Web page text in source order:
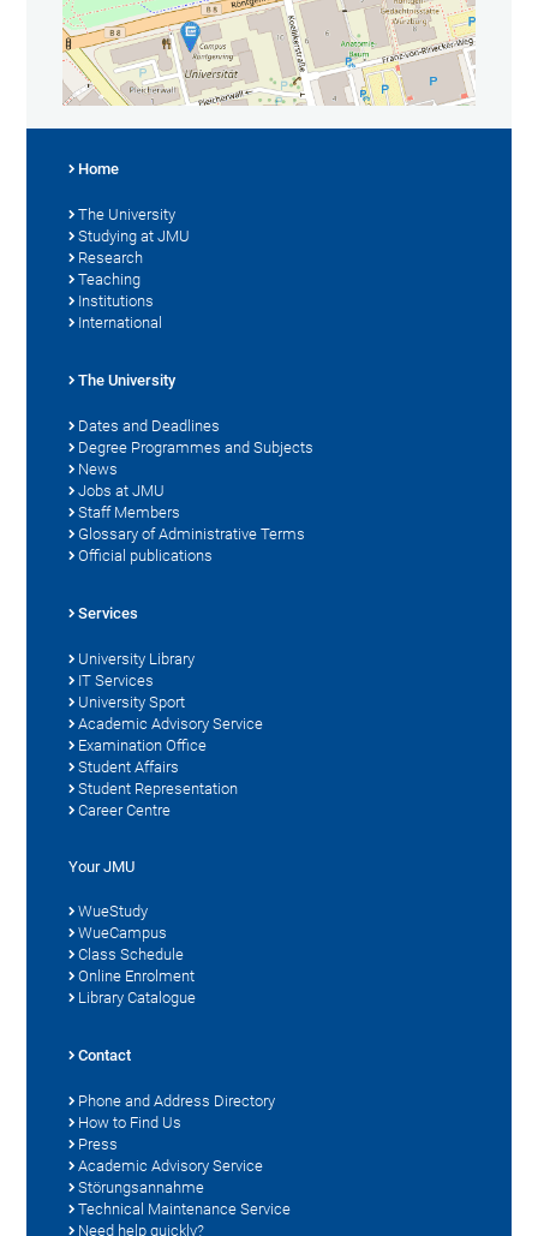
Home
The University
Studying at JMU
Research
Teaching
Institutions
International
The University
Dates and Deadlines
Degree Programmes and Subjects
News
Jobs at JMU
Staff Members
Glossary of Administrative Terms
Official publications
Services
University Library
IT Services
University Sport
Academic Advisory Service
Examination Office
Student Affairs
Student Representation
Career Centre
Your JMU
WueStudy
WueCampus
Class Schedule
Online Enrolment
Library Catalogue
Contact
Phone and Address Directory
How to Find Us
Press
Academic Advisory Service
Störungsannahme
Technical Maintenance Service
Need help quickly?